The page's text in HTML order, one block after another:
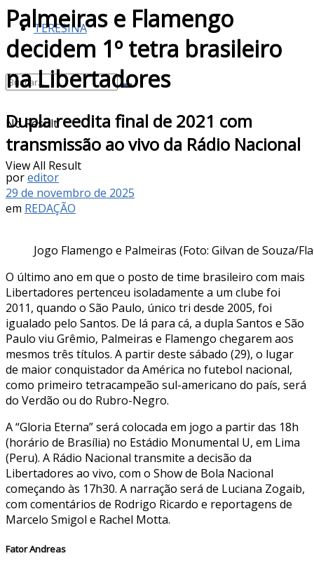
TERESINA
No Result
View All Result
Palmeiras e Flamengo
decidem 1º tetra brasileiro
na Libertadores
Dupla reedita final de 2021 com
transmissão ao vivo da Rádio Nacional
poreditor
29 de novembro de 2025
em REDAÇÃO
Jogo Flamengo e Palmeiras (Foto: Gilvan de Souza/
O último ano em que o posto de time brasileiro com mais
Libertadores pertenceu isoladamente a um clube foi
2011, quando o São Paulo, único tri desde 2005, foi
igualado pelo Santos. De lá para cá, a dupla Santos e São
Paulo viu Grêmio, Palmeiras e Flamengo chegarem aos
mesmos três títulos. A partir deste sábado (29), o lugar
de maior conquistador da América no futebol nacional,
como primeiro tetracampeão sul-americano do país, será
do Verdão ou do Rubro-Negro.
A “Gloria Eterna” será colocada em jogo a partir das 18h
(horário de Brasília) no Estádio Monumental U, em Lima
(Peru). A Rádio Nacional transmite a decisão da
Libertadores ao vivo, com o Show de Bola Nacional
começando às 17h30. A narração será de Luciana Zogaib,
com comentários de Rodrigo Ricardo e reportagens de
Marcelo Smigol e Rachel Motta.
Fator Andreas